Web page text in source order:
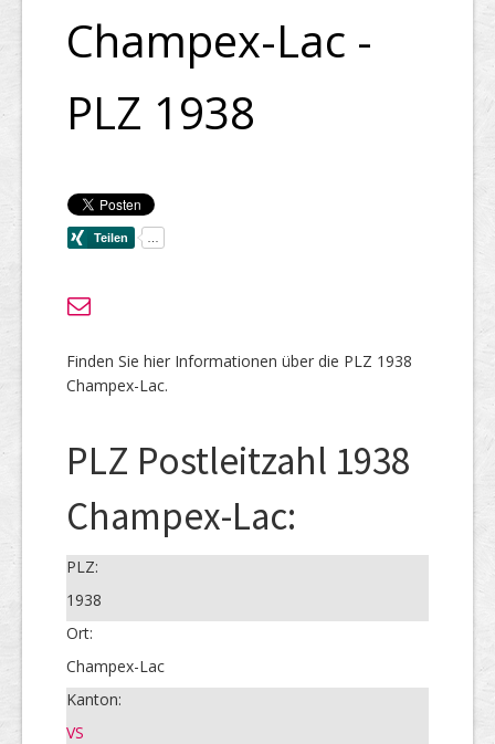
Champex-Lac -
PLZ 1938
Finden Sie hier Informationen über die PLZ 1938
Champex-Lac.
PLZ Postleitzahl 1938
Champex-Lac:
PLZ:
1938
Ort:
Champex-Lac
Kanton:
VS